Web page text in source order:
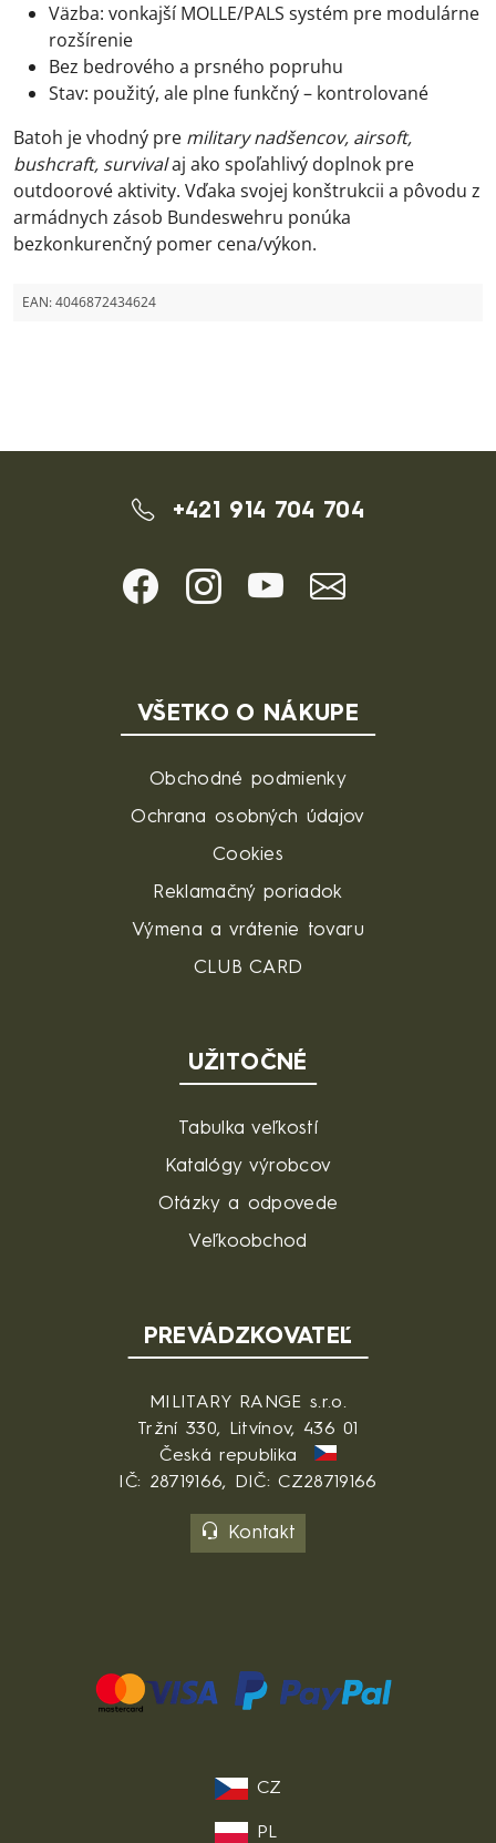
Väzba: vonkajší MOLLE/PALS systém pre modulárne
rozšírenie
Bez bedrového a prsného popruhu
Stav: použitý, ale plne funkčný – kontrolované
Batoh je vhodný pre military nadšencov, airsoft,
bushcraft, survivalaj ako spoľahlivý doplnok pre
outdoorové aktivity. Vďaka svojej konštrukcii a pôvodu z
armádnych zásob Bundeswehru ponúka
bezkonkurenčný pomer cena/výkon.
EAN:4046872434624
+421 914 704 704
VŠETKO O NÁKUPE
Obchodné podmienky
Ochrana osobných údajov
Cookies
Reklamačný poriadok
Výmena a vrátenie tovaru
CLUB CARD
UŽITOČNÉ
Tabulka veľkostí
Katalógy výrobcov
Otázky a odpovede
Veľkoobchod
PREVÁDZKOVATEĽ
MILITARY RANGE s.r.o.
Tržní 330, Litvínov, 436 01
Česká republika
IČ: 28719166, DIČ: CZ28719166
Kontakt
CZ
PL